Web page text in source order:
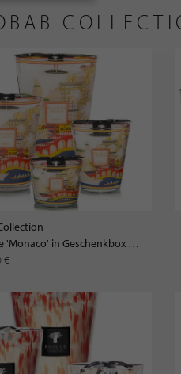
Duftkerze 'Monaco' in Geschenkbox LIMITED EDI>TION
€